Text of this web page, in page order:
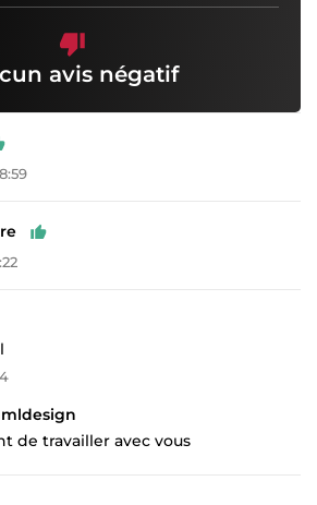
avis négatif
de travailler avec vous